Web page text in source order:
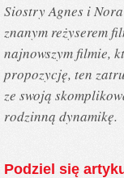
Siostry Agnes i
znanym reżyserem
najnowszym filmie,
propozycję, ten
ze swoją
rodzinną dynamikę.
Podziel się